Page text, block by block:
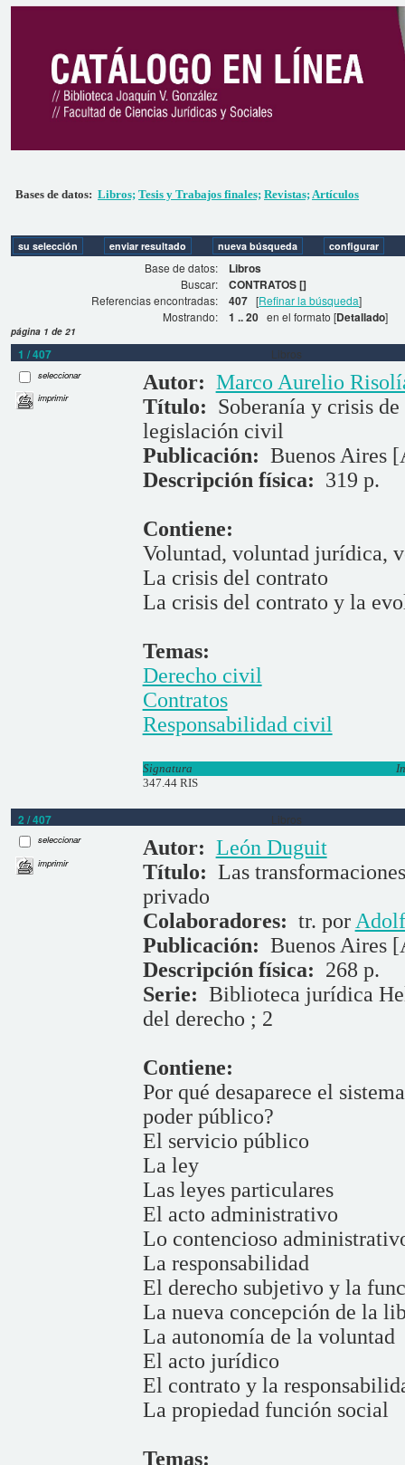
Bases de datos: Libros; Tesis y Trabajos finales; Revistas;Artículos
Base de datos: Libros
Buscar: CONTRATOS []
Referencias encontradas: 407 [Refinar la búsqueda]
Mostrando:
1 .. 20 en el formato [Detallado]
página 1 de 21
1 / 407 Libros
seleccionar
imprimir
Autor: Marco Aurelio
Título: Soberanía y crisis
legislación civil
Publicación: Buenos Aires
Descripción física: 319 p.
Contiene:
Voluntad, voluntad jurídica,
La crisis del contrato
La crisis del contrato y la
Temas:
Derecho civil
Contratos
Responsabilidad civil
Signatura
347.44 RIS
2 / 407 Libros
seleccionar
imprimir
Autor: León Duguit
Título: Las
privado
Colaboradores: tr. por
Publicación: Buenos Aires
Descripción física: 268 p.
Serie: Biblioteca jurídica
del derecho ; 2
Contiene:
Por qué desaparece el
poder público?
El servicio público
La ley
Las leyes particulares
El acto administrativo
Lo contencioso
La responsabilidad
El derecho subjetivo y la
La nueva concepción de la
La autonomía de la voluntad
El acto jurídico
El contrato y la
La propiedad función social
Temas: